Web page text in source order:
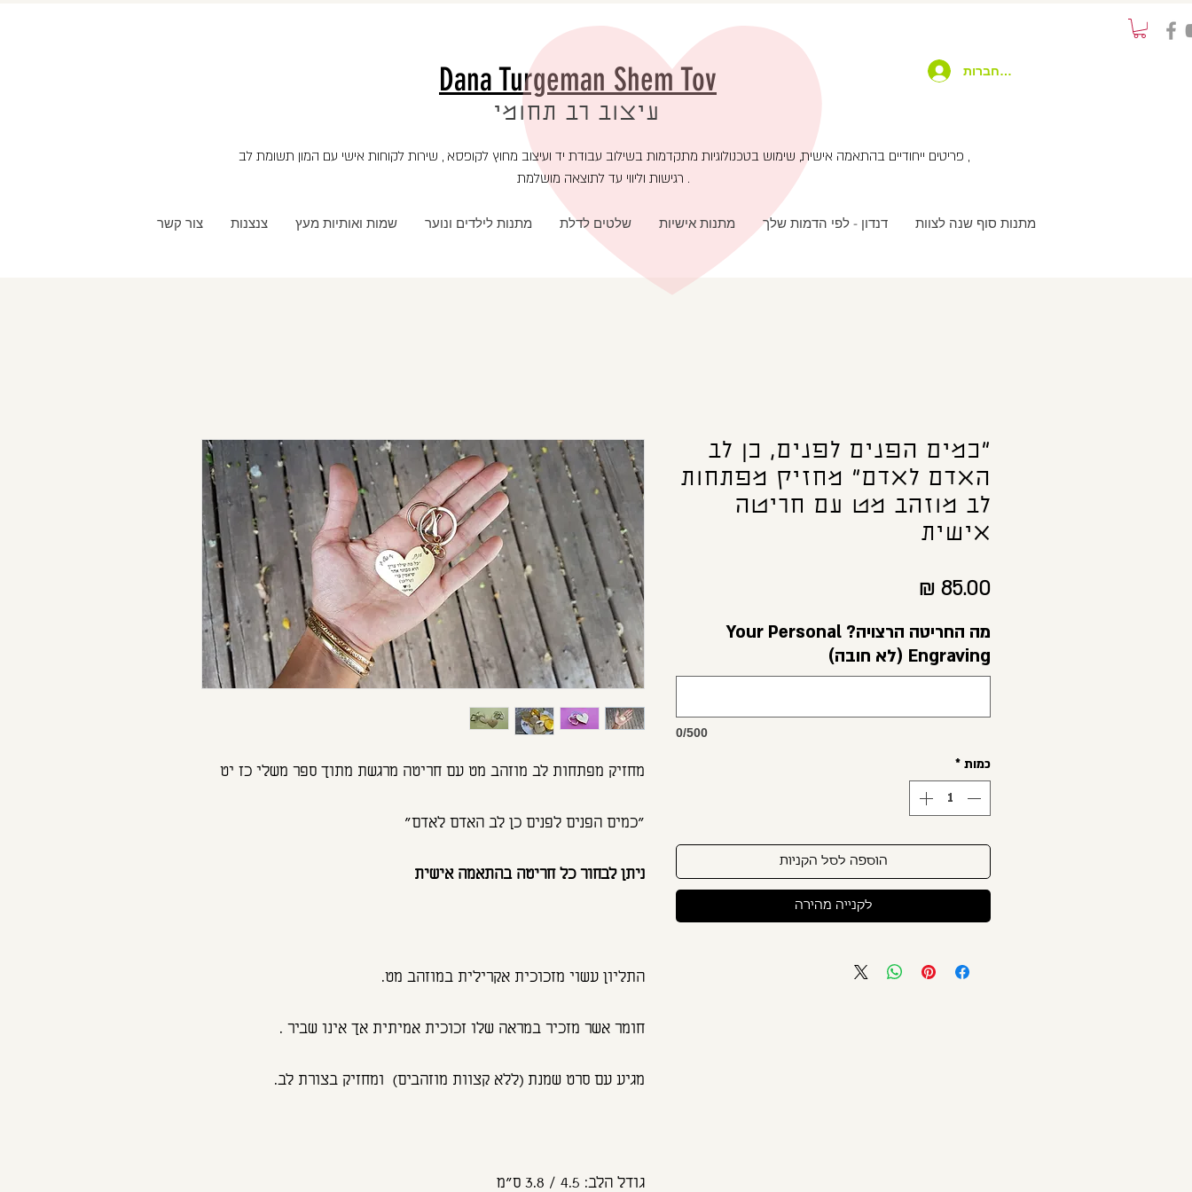
Dana Turgeman Shem Tov
עיצוב רב תחומי
פריטים ייחודיים בהתאמה אישית, שימוש בטכנולוגיות מתקדמות בשילוב עבודת יד ועיצוב מחוץ לקופסא , שירות לקוחות אישי עם המון תשומת לב ,
רגישות וליווי עד לתוצאה מושלמת .
צור קשר צנצנות שמות ואותיות מעץ מתנות לילדים ונוער שלטים לדלת מתנות אישיות דנדון - לפי הדמות שלך מתנות סוף שנה לצוות
להתחברות
מחזיק מפתחות לב מוזהב מט עם חריטה מרגשת מתוך ספר משלי כז יט
"כמים הפנים לפנים כן לב האדם לאדם"
ניתן לבחור כל חריטה בהתאמה אישית
התליון עשוי מזכוכית אקרילית במוזהב מט.
חומר אשר מזכיר במראה שלו זכוכית אמיתית אך אינו שביר .
מגיע עם סרט שמנת (ללא קצוות מוזהבים) ומחזיק בצורת לב.
גודל הלב: 4.5 / 3.8 ס"מ
"כמים הפנים לפנים, כן לב
האדם לאדם" מחזיק מפתחות
לב מוזהב מט עם חריטה
אישית
מה החריטה הרצויה? Your Personal
Engraving (לא חובה)
0/500
כמות *
הוספה לסל הקניות
לקנייה מהירה